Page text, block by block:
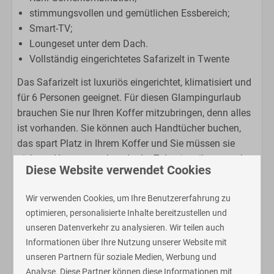
stimmungsvollen und gemütlichen Essbereich;
Smart-TV;
Loungeset unter dem Dach.
Vollständig eingerichtetes Safarizelt in Twente
Das Safarizelt ist luxuriös eingerichtet, klimatisiert und
für 6 Personen geeignet. Für diesen Glampingurlaub
brauchen Sie nur Ihren Koffer mitzubringen, denn alles
ist vorhanden. Sie können auch Handtücher buchen,
das spart Platz in Ihrem Koffer und Sie müssen sie
nicht zu Hause waschen. In der Zeltsuite gibt es auch
Platz für ein Kinderbett. Diese Zeltsuite in Twente ist
Ferienzentrum 't
Schuttenbelt
Unser Campingplatz befindet sich in Enter (Twente,
Diese Website verwendet Cookies
Wir verwenden Cookies, um Ihre Benutzererfahrung zu
optimieren, personalisierte Inhalte bereitzustellen und
unseren Datenverkehr zu analysieren. Wir teilen auch
Informationen über Ihre Nutzung unserer Website mit
unseren Partnern für soziale Medien, Werbung und
Analyse. Diese Partner können diese Informationen mit